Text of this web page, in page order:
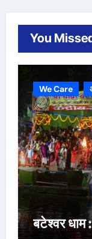
You
We Care
बटेश्वर धाम